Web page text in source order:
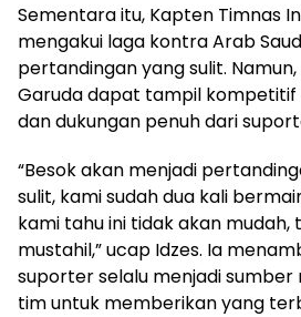
Sementara itu, Kapten Timnas
mengakui laga kontra Arab
pertandingan yang sulit.
Garuda dapat tampil
dan dukungan penuh dari
“Besok akan menjadi
sulit, kami sudah dua kali
kami tahu ini tidak akan
mustahil,” ucap Idzes. Ia
suporter selalu menjadi
tim untuk memberikan yang